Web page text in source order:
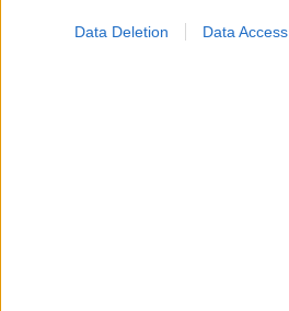
Data Deletion Data Access